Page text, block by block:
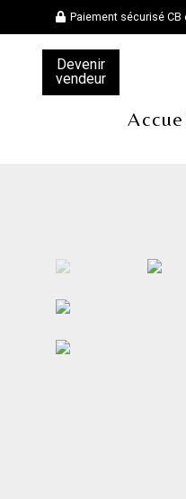
Paiement sécurisé CB
Devenir
vendeur